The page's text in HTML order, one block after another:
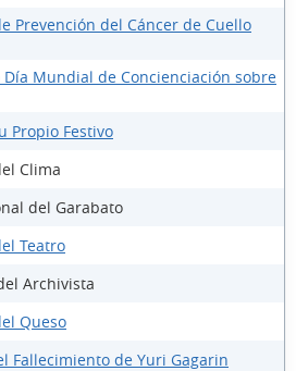
Prevención del Cáncer de Cuello
Mundial de Concienciación sobre
Propio Festivo
Clima
del Garabato
Teatro
Archivista
Queso
Fallecimiento de Yuri Gagarin